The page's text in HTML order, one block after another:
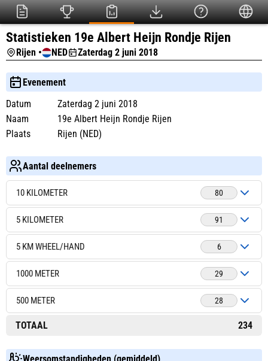
Statistieken 19e Albert Heijn Rondje Rijen
Rijen • NED Zaterdag 2 juni 2018
Evenement
Datum
Zaterdag 2 juni 2018
Naam
19e Albert Heijn Rondje Rijen
Plaats
Rijen (NED)
Aantal deelnemers
10 KILOMETER 80
5 KILOMETER 91
5 KM WHEEL/HAND 6
1000 METER 29
500 METER 28
TOTAAL 234
Weersomstandigheden (gemiddeld)